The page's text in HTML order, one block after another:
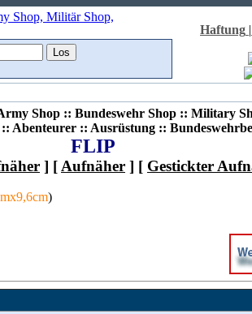
Haftung |
Shop :: Bundeswehr Shop :: Military
Abenteurer :: Ausrüstung ::
FLIP
] [ Aufnäher ] [ Gestickter
)